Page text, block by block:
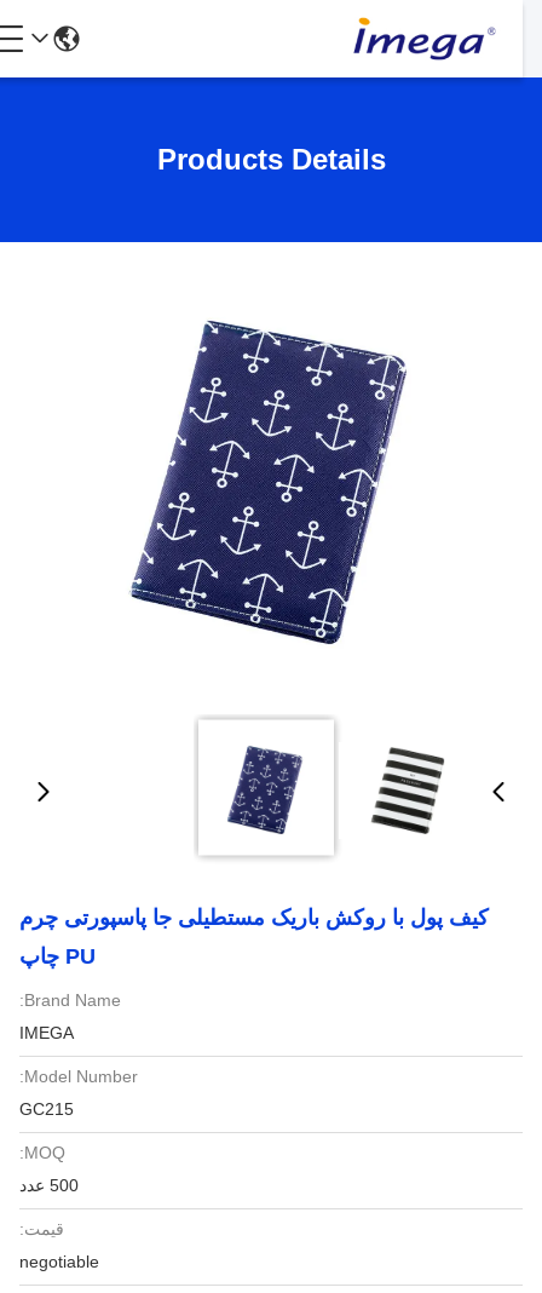
Products Details
کیف پول با روکش باریک مستطیلی جا پاسپورتی چرم
PU چاپ
Brand Name:
IMEGA
Model Number:
GC215
MOQ:
500 عدد
قیمت:
negotiable